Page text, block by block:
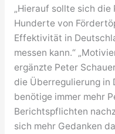
„Hierauf sollte sich
Hunderte von
Effektivität in
messen kann.“
ergänzte Peter
die Überregulierung in
benötige immer mehr
Berichtspflichten
sich mehr Gedanken